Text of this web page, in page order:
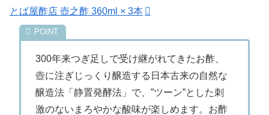
とば屋酢店 壺之酢 360ml × 3本
300年来つぎ足しで受け継がれてきたお酢、
壺に注ぎじっくり醸造する日本古来の自然な
醸造法「静置発酵法」で、”ツーン”とした刺
激のないまろやかな酸味が楽しめます。お酢